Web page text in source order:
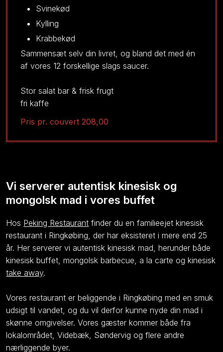
Svinekød​
Kylling
Krabbekød
Sammensæt selv din livret, og bland det med én
af vores 12 forskellige slags saucer.​
Stor salat bar & frisk frugt
fri kaffe
Pris pr. couvert​ 208,00​
Vi serverer autentisk kinesisk og
mongolsk mad i vores buffet
Hos Peking Restaurant finder du en familieejet kinesisk
restaurant i Ringkøbing, der har eksisteret i mere end 25
år. Her serverer vi autentisk kinesisk mad, herunder både
kinesisk buffet, mongolsk barbecue, a la carte og kinesisk
take away.
Vores restaurant er beliggende i Ringkøbing med en smuk
udsigt til vandet, og du vil derfor kunne nyde din mad i
skønne omgivelser. Vores gæster kommer både fra
lokalområdet, Videbæk, Søndervig og flere andre
nærliggende byer.